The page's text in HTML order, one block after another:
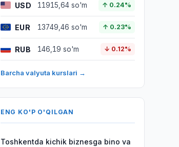
USD 11915,64 so'm ↑ 0.24%
EUR 13749,46 so'm ↑ 0.23%
RUB 146,19 so'm ↓ 0.12%
Barcha valyuta kurslari →
ENG KO'P O'QILGAN
Toshkentda kichik biznesga bino va